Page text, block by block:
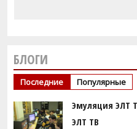
БЛОГИ
Последние Популярные
Эмуляция ЭЛТ
ЭЛТ ТВ